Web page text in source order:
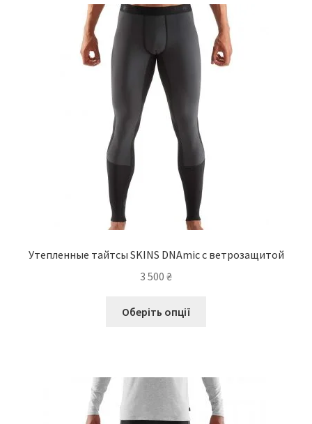
Утепленные тайтсы SKINS DNAmic с ветрозащитой
3 500 ₴
Оберіть опції
Параметри
можна